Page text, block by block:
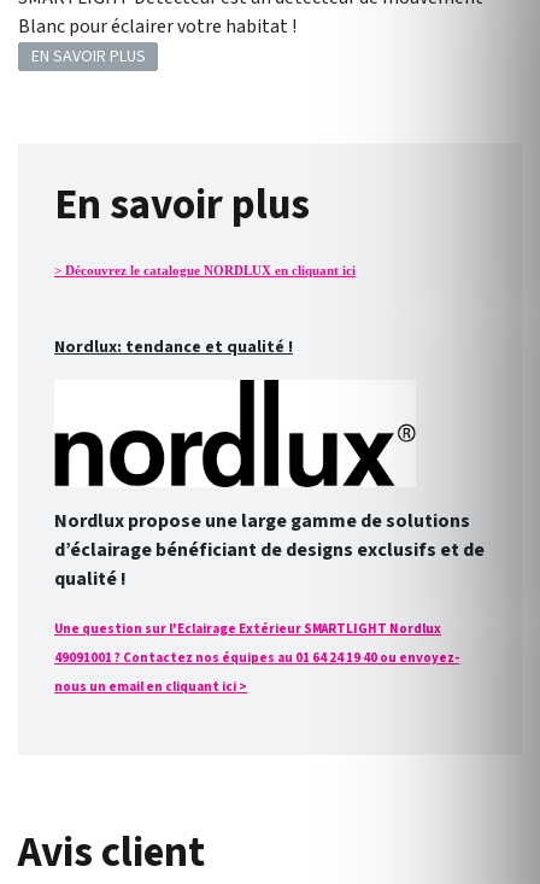
Blanc pour éclairer votre habitat !
EN SAVOIR PLUS
En savoir plus
> Découvrez le catalogue NORDLUX en cliquant ici
Nordlux: tendance et qualité !
Nordlux propose une large gamme de solutions
d’éclairage bénéficiant de designs exclusifs et de
qualité !
Une question sur l'Eclairage Extérieur SMARTLIGHT Nordlux
49091001 ? Contactez nos équipes au 01 64 24 19 40 ou envoyez-
nous un email en cliquant ici >
Avis client